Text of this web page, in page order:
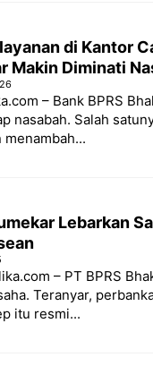
di Kantor
Makin Diminati
– Bank BPRS
nasabah. Salah
menambah...
Lebarkan
– PT BPRS
Teranyar,
itu resmi...